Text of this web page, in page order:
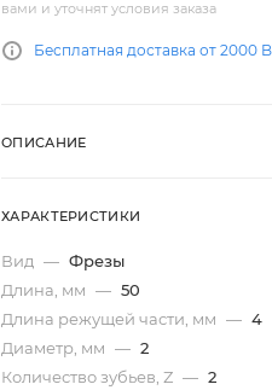
вами и уточнят условия заказа
Бесплатная доставка от 2000
ОПИСАНИЕ
ХАРАКТЕРИСТИКИ
Вид — Фрезы
Длина, мм — 50
Длина режущей части, мм — 4
Диаметр, мм — 2
Количество зубьев, Z — 2